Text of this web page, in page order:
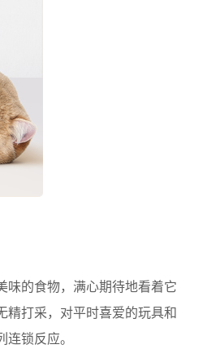
味的食物，满心期待地看着它
精打采，对平时喜爱的玩具和
锁反应。